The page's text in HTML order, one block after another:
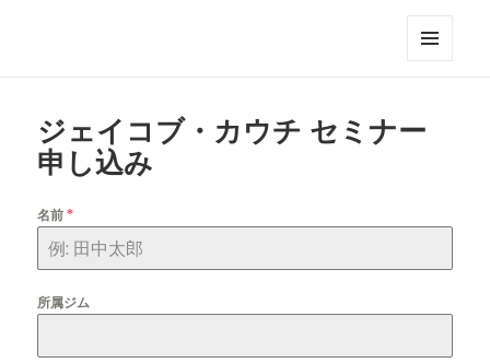
ット
ジェイコブ・カウチ セミナー
申し込み
名前*
所属ジム